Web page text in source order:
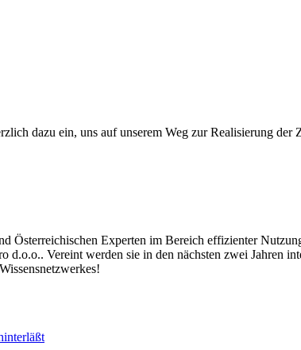
dazu ein, uns auf unserem Weg zur Realisierung der
Experten im Bereich effizienter
Vereint werden sie in den nächsten zwei Jahren